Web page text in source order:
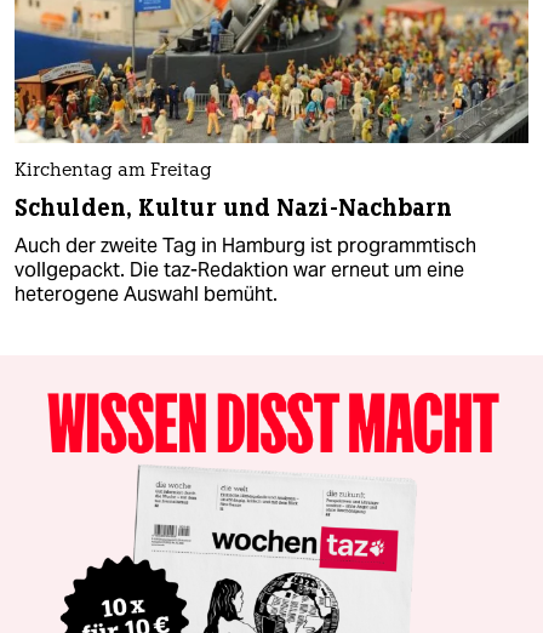
Kirchentag am Freitag
Schulden, Kultur und Nazi-Nachbarn
Auch der zweite Tag in Hamburg ist programmtisch
vollgepackt. Die taz-Redaktion war erneut um eine
heterogene Auswahl bemüht.